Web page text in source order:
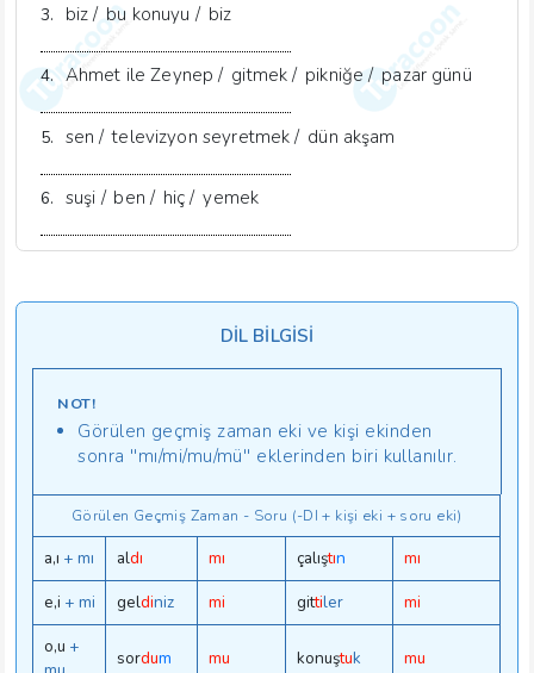
3. biz / bu konuyu / biz
4. Ahmet ile Zeynep / gitmek / pikniğe / pazar günü
5. sen / televizyon seyretmek / dün akşam
6. suşi / ben / hiç / yemek
DİL BİLGİSİ
NOT!
Görülen geçmiş zaman eki ve kişi ekinden
sonra ''mı/mi/mu/mü'' eklerinden biri kullanılır.
Görülen Geçmiş Zaman - Soru (-DI + kişi eki + soru eki)
a,ı + mı aldı mı çalıştın
mı
e,i + mi geldiniz mi gittiler
mi
o,u +
sordum mu konuştuk mu